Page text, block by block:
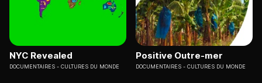
NYC Revealed
DOCUMENTAIRES CULTURES DU MONDE
Positive Outre-mer
DOCUMENTAIRES CULTURES DU MONDE